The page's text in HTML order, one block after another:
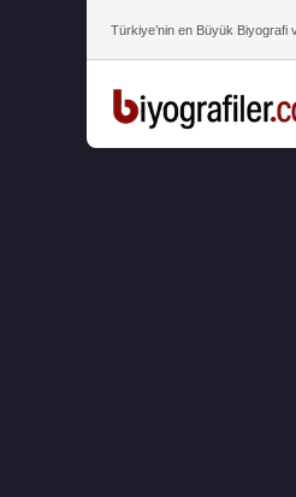
Türkiye’nin en Büyük Biyografi